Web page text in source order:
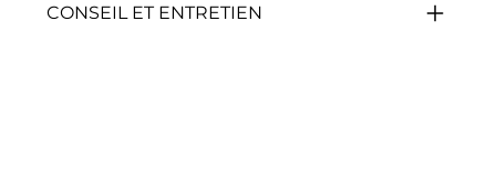
CONSEIL ET ENTRETIEN